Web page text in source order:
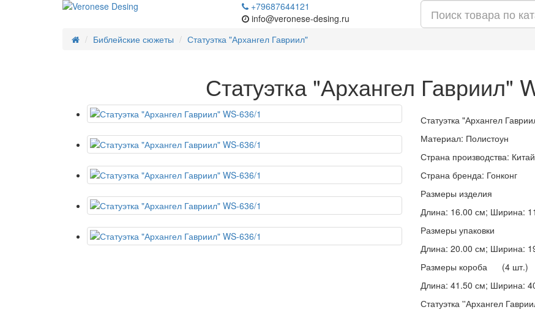
+79687644121
info@veronese-desing.ru
Библейские сюжеты
Статуэтка "Архангел Гавриил"
Статуэтка "Архангел Гавриил"
Статуэтка "Архангел
Материал: Полистоун
Страна производства: Китай
Страна бренда: Гонконг
Размеры изделия
Длина: 16.00 см; Ширина:
Размеры упаковки
Длина: 20.00 см; Ширина:
Размеры короба (4 шт.)
Длина: 41.50 см; Ширина:
Статуэтка ''Архангел